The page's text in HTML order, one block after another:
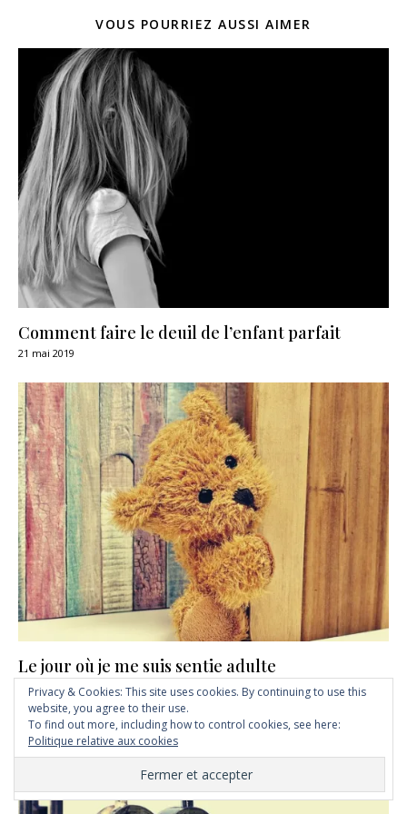
VOUS POURRIEZ AUSSI AIMER
Comment faire le deuil de l’enfant parfait
21 mai 2019
Le jour où je me suis sentie adulte
30 janvier 2020
Privacy & Cookies: This site uses cookies. By continuing to use this
website, you agree to their use.
To find out more, including how to control cookies, see here:
Politique relative aux cookies